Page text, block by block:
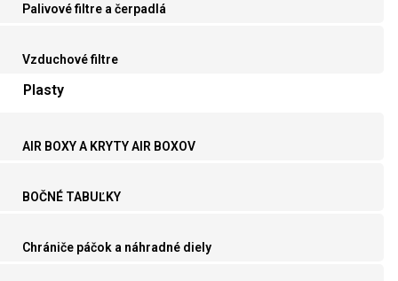
Palivové filtre a čerpadlá
Vzduchové filtre
Plasty
AIR BOXY A KRYTY AIR BOXOV
BOČNÉ TABUĽKY
Chrániče páčok a náhradné diely